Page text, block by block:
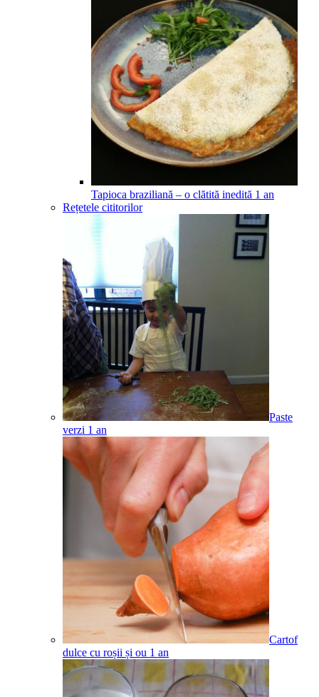
Tapioca braziliană – o clătită inedită 1 an
Rețetele cititorilor
Paste
verzi 1 an
Cartof
dulce cu roșii și ou 1 an